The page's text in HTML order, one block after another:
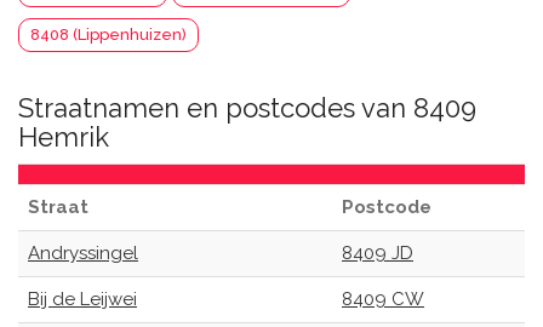
8408 (Lippenhuizen)
Straatnamen en postcodes van 8409
Hemrik
Straat Postcode
Andryssingel 8409 JD
Bij de Leijwei 8409 CW